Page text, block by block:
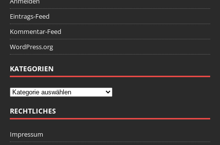
Eintrags-Feed
Kommentar-Feed
WordPress.org
KATEGORIEN
RECHTLICHES
Impressum